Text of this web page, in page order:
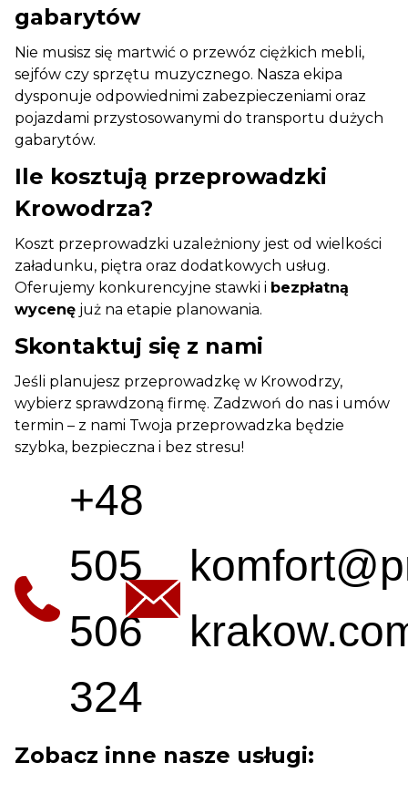
gabarytów
Nie musisz się martwić o przewóz ciężkich mebli,
sejfów czy sprzętu muzycznego. Nasza ekipa
dysponuje odpowiednimi zabezpieczeniami oraz
pojazdami przystosowanymi do transportu dużych
gabarytów.
Ile kosztują przeprowadzki
Krowodrza?
Koszt przeprowadzki uzależniony jest od wielkości
załadunku, piętra oraz dodatkowych usług.
Oferujemy konkurencyjne stawki i bezpłatną
wycenę już na etapie planowania.
Skontaktuj się z nami
Jeśli planujesz przeprowadzkę w Krowodrzy,
wybierz sprawdzoną firmę. Zadzwoń do nas i umów
termin – z nami Twoja przeprowadzka będzie
szybka, bezpieczna i bez stresu!
+48
505
506
324
Zobacz inne nasze usługi: